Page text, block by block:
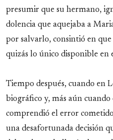
presumir que su hermano,
dolencia que aquejaba a
por salvarlo, consintió en
quizás lo único disponible
Tiempo después, cuando en
biográfico y, más aún
comprendió el error
una desafortunada decisión